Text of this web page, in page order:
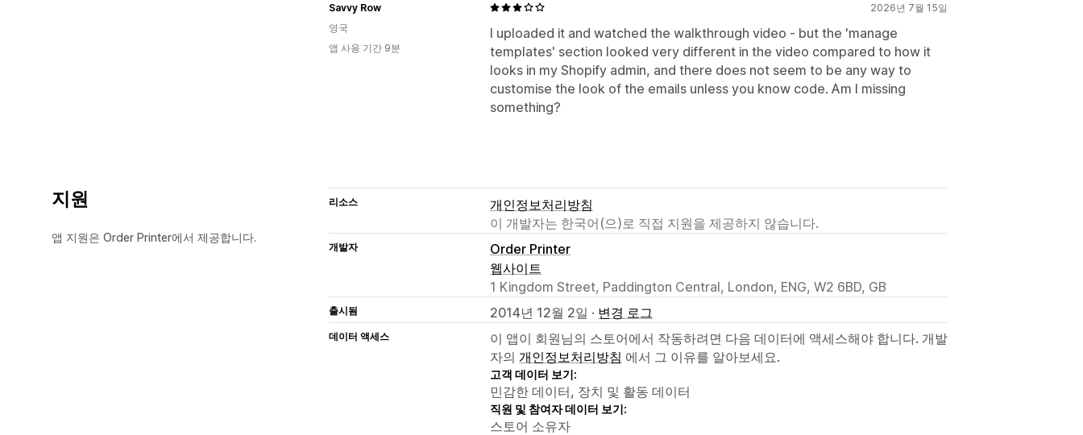
2026년 7월 15일
I uploaded it and watched the walkthrough video - but the 'manage
templates' section looked very different in the video compared to how it
looks in my Shopify admin, and there does not seem to be any way to
customise the look of the emails unless you know code. Am I missing
something?
Savvy Row
영국
앱 사용 기간 9분
지원
앱 지원은 Order Printer에서 제공합니다.
리소스
개인정보처리방침
이 개발자는 한국어(으)로 직접 지원을 제공하지 않습니다.
개발자
Order Printer
웹사이트
1 Kingdom Street, Paddington Central, London, ENG, W2 6BD, GB
출시됨 2014년 12월 2일 · 변경 로그
데이터 액세스
이 앱이 회원님의 스토어에서 작동하려면 다음 데이터에 액세스해야 합니다. 개발
자의 개인정보처리방침 에서 그 이유를 알아보세요.
고객 데이터 보기:
민감한 데이터, 장치 및 활동 데이터
직원 및 참여자 데이터 보기:
스토어 소유자